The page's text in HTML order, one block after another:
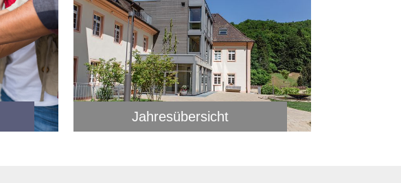
Jahresübersicht